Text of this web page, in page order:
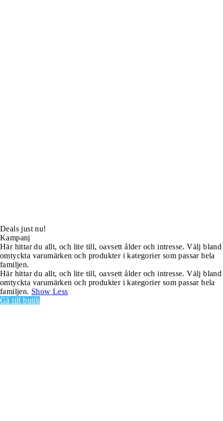
Deals just nu!
Kampanj
Här hittar du allt, och lite till, oavsett ålder och intresse. Välj bland
omtyckta varumärken och produkter i kategorier som passar hela
familjen.
Här hittar du allt, och lite till, oavsett ålder och intresse. Välj bland
omtyckta varumärken och produkter i kategorier som passar hela
familjen. Show Less
Gå till butik